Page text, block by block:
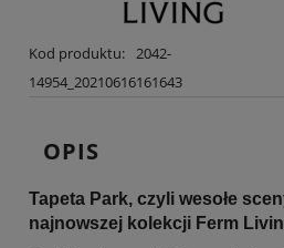
Kod produktu: 2042-
14954_20210616161643
OPIS
Tapeta Park, czyli wesołe
najnowszej kolekcji Ferm